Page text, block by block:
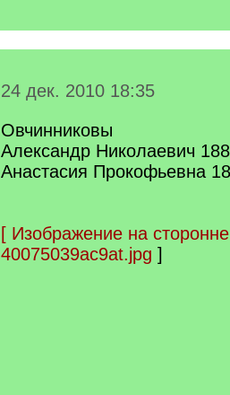
24 дек. 2010 18:35
Овчинниковы
Александр Николаевич
Анастасия Прокофьевна
[ Изображение на
40075039ac9at.jpg ]